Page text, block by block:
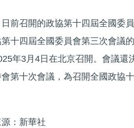
日前召開的政協第十四屆全國委
第十四屆全國委員會第三次會議
年3月4日在北京召開。會議還
第十次會議，為召開全國政協
源：新華社